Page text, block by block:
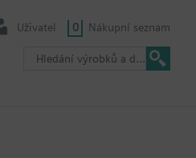
Uživatel 0 Nákupní seznam